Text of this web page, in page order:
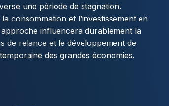
une période de stagnation.
consommation et l’investissement en
influencera durablement la
de relance et le développement de
des grandes économies.